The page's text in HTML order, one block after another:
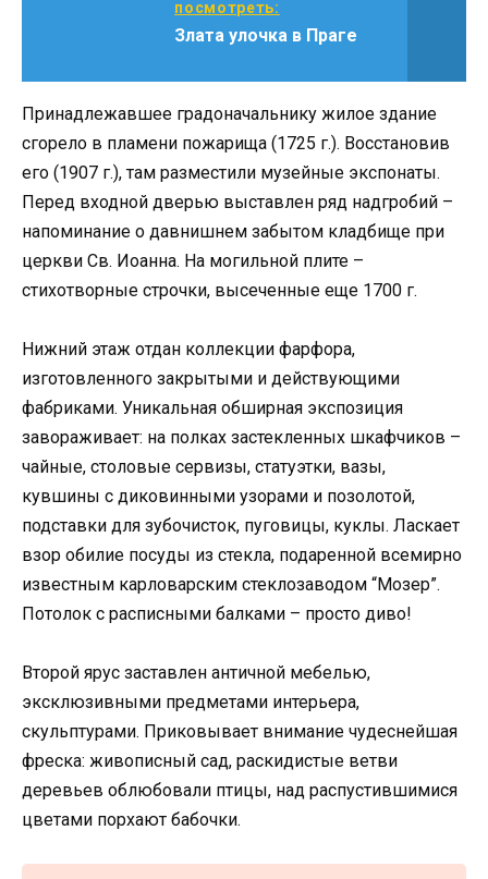
посмотреть:
Злата улочка в Праге
Принадлежавшее градоначальнику жилое здание
сгорело в пламени пожарища (1725 г.). Восстановив
его (1907 г.), там разместили музейные экспонаты.
Перед входной дверью выставлен ряд надгробий –
напоминание о давнишнем забытом кладбище при
церкви Св. Иоанна. На могильной плите –
стихотворные строчки, высеченные еще 1700 г.
Нижний этаж отдан коллекции фарфора,
изготовленного закрытыми и действующими
фабриками. Уникальная обширная экспозиция
завораживает: на полках застекленных шкафчиков –
чайные, столовые сервизы, статуэтки, вазы,
кувшины с диковинными узорами и позолотой,
подставки для зубочисток, пуговицы, куклы. Ласкает
взор обилие посуды из стекла, подаренной всемирно
известным карловарским стеклозаводом “Мозер”.
Потолок с расписными балками – просто диво!
Второй ярус заставлен античной мебелью,
эксклюзивными предметами интерьера,
скульптурами. Приковывает внимание чудеснейшая
фреска: живописный сад, раскидистые ветви
деревьев облюбовали птицы, над распустившимися
цветами порхают бабочки.